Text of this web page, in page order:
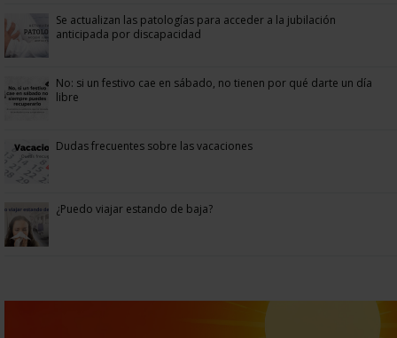
Se actualizan las patologías para acceder a la jubilación
anticipada por discapacidad
No: si un festivo cae en sábado, no tienen por qué darte un día
libre
Dudas frecuentes sobre las vacaciones
¿Puedo viajar estando de baja?